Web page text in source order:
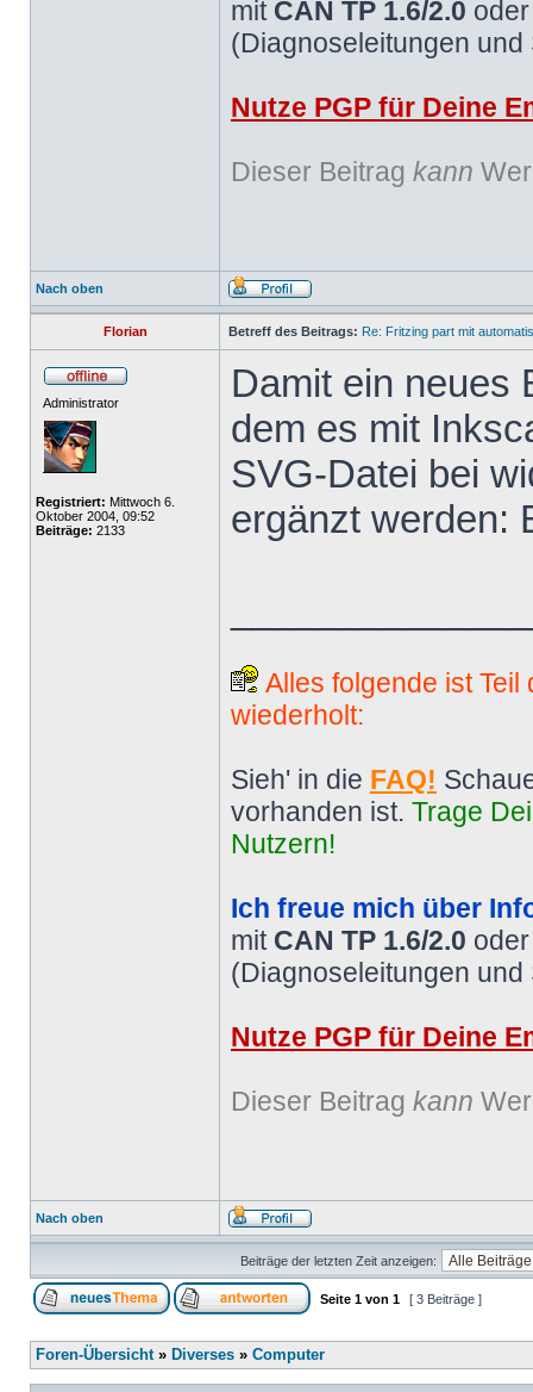
mit CAN TP 1.6/2.0
(Diagnoseleitungen
Nutze PGP für Deine
Dieser Beitrag kann
Nach oben
Florian Betreff des Beitrags: Re: Fritzing part mit
Administrator
Registriert: Mittwoch 6.
Oktober 2004, 09:52
Beiträge: 2133
Damit ein neues
dem es mit
SVG-Datei bei
ergänzt werden:
Alles folgende ist
wiederholt:
Sieh' in die FAQ!
vorhanden ist. Trage
Nutzern!
Ich freue mich über
mit CAN TP 1.6/2.0
(Diagnoseleitungen
Nutze PGP für Deine
Dieser Beitrag kann
Nach oben
Beiträge der letzten Zeit anzeigen:
Seite 1 von 1 [ 3 Beiträge ]
Foren-Übersicht» Diverses » Computer